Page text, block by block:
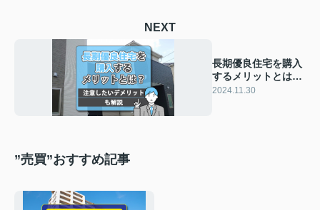
NEXT
長期優良住宅を購入
するメリットとは？
注意したいデメリッ
2024.11.30
”売買”おすすめ記事